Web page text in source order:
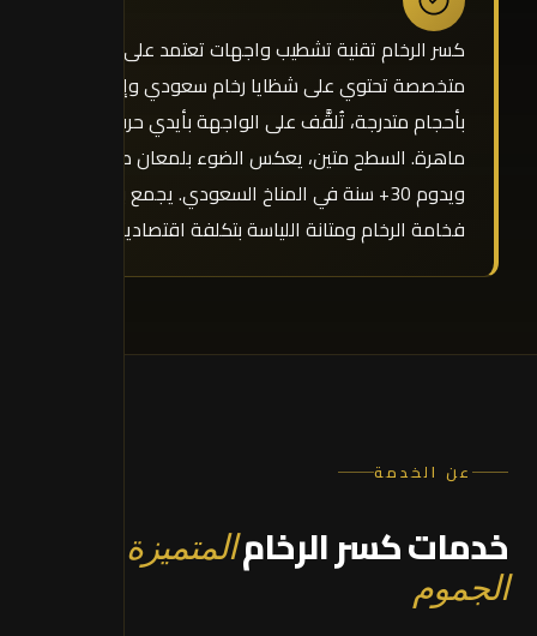
كسر الرخام تقنية تشطيب واجهات تعتمد على لياسة
متخصصة تحتوي على شظايا رخام سعودي وإسباني
بأحجام متدرجة، تُلقَّف على الواجهة بأيدي حرفية
ماهرة. السطح متين، يعكس الضوء بلمعان طبيعي،
ويدوم 30+ سنة في المناخ السعودي. يجمع بين
فخامة الرخام ومتانة اللياسة بتكلفة اقتصادية.
عن الخدمة
خدمات كسر الرخامالمتميزة في
الجموم